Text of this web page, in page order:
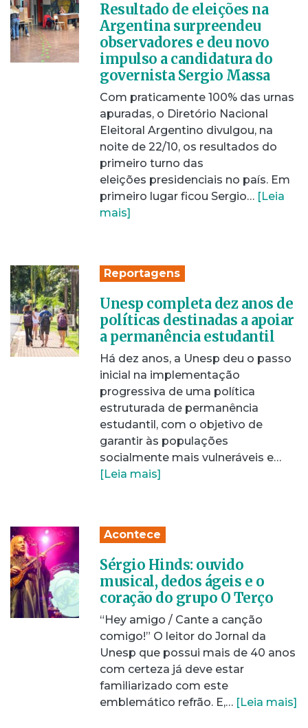
Resultado de eleições na
Argentina surpreendeu
observadores e deu novo
impulso a candidatura do
governista Sergio Massa
Com praticamente 100% das urnas
apuradas, o Diretório Nacional
Eleitoral Argentino divulgou, na
noite de 22/10, os resultados do
primeiro turno das
eleições presidenciais no país. Em
primeiro lugar ficou Sergio… [Leia
mais]
Reportagens
Unesp completa dez anos de
políticas destinadas a apoiar
a permanência estudantil
Há dez anos, a Unesp deu o passo
inicial na implementação
progressiva de uma política
estruturada de permanência
estudantil, com o objetivo de
garantir às populações
socialmente mais vulneráveis e…
[Leia mais]
Acontece
Sérgio Hinds: ouvido
musical, dedos ágeis e o
coração do grupo O Terço
“Hey amigo / Cante a canção
comigo!” O leitor do Jornal da
Unesp que possui mais de 40 anos
com certeza já deve estar
familiarizado com este
emblemático refrão. E,… [Leia mais]